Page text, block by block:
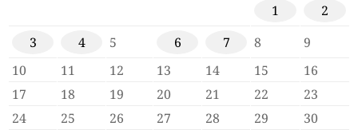
1
2
3
4 5 6 7 8
9
10
11 12 13 14 15
16
17
18 19 20 21 22
23
24
25 26 27 28 29
30